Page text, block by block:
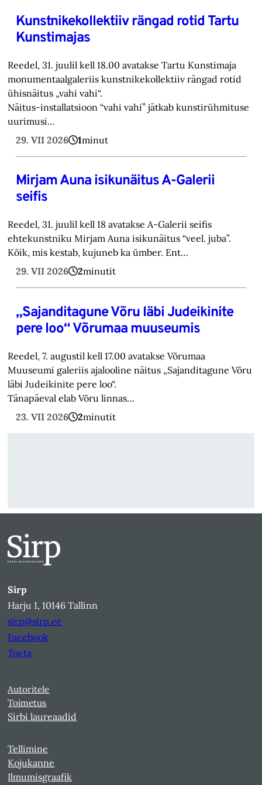
Kunstnikekollektiiv rängad rotid Tartu
Kunstimajas
Reedel, 31. juulil kell 18.00 avatakse Tartu Kunstimaja
monumentaalgaleriis kunstnikekollektiiv rängad rotid
ühisnäitus „vahi vahi“.
Näitus-installatsioon “vahi vahi” jätkab kunstirühmituse
uurimusi…
29. VII 2026
1minut
Mirjam Auna isikunäitus A-Galerii
seifis
Reedel, 31. juulil kell 18 avatakse A-Galerii seifis
ehtekunstniku Mirjam Auna isikunäitus “veel. juba”.
Kõik, mis kestab, kujuneb ka ümber. Ent…
29. VII 2026
2minutit
„Sajanditagune Võru läbi Judeikinite
pere loo“ Võrumaa muuseumis
Reedel, 7. augustil kell 17.00 avatakse Võrumaa
Muuseumi galeriis ajalooline näitus „Sajanditagune Võru
läbi Judeikinite pere loo“.
Tänapäeval elab Võru linnas…
23. VII 2026
2minutit
Sirp
Harju 1, 10146 Tallinn
sirp@sirp.ee
Facebook
Toeta
Autoritele
Toimetus
Sirbi laureaadid
Tellimine
Kojukanne
Ilmumisgraafik